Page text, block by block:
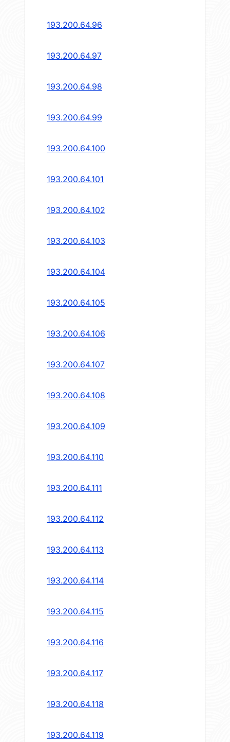
193.200.64.96
193.200.64.97
193.200.64.98
193.200.64.99
193.200.64.100
193.200.64.101
193.200.64.102
193.200.64.103
193.200.64.104
193.200.64.105
193.200.64.106
193.200.64.107
193.200.64.108
193.200.64.109
193.200.64.110
193.200.64.111
193.200.64.112
193.200.64.113
193.200.64.114
193.200.64.115
193.200.64.116
193.200.64.117
193.200.64.118
193.200.64.119